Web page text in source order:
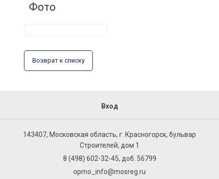
Фото
Возврат к списку
Вход
143407, Московская область, г. Красногорск, бульвар
Строителей, дом 1
8 (498) 602-32-45, доб. 56799
opmo_info@mosreg.ru